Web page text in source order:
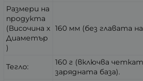
Размери на
продукта
(Височина x
Диаметър
)
160 мм (без главата
Тегло:
160 г (включва
зарядната база).